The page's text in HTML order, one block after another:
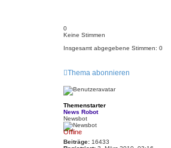
0
Keine Stimmen
Insgesamt abgegebene Stimmen: 0
Thema abonnieren
Themenstarter
News Robot
Newsbot
Offline
Beiträge: 16433